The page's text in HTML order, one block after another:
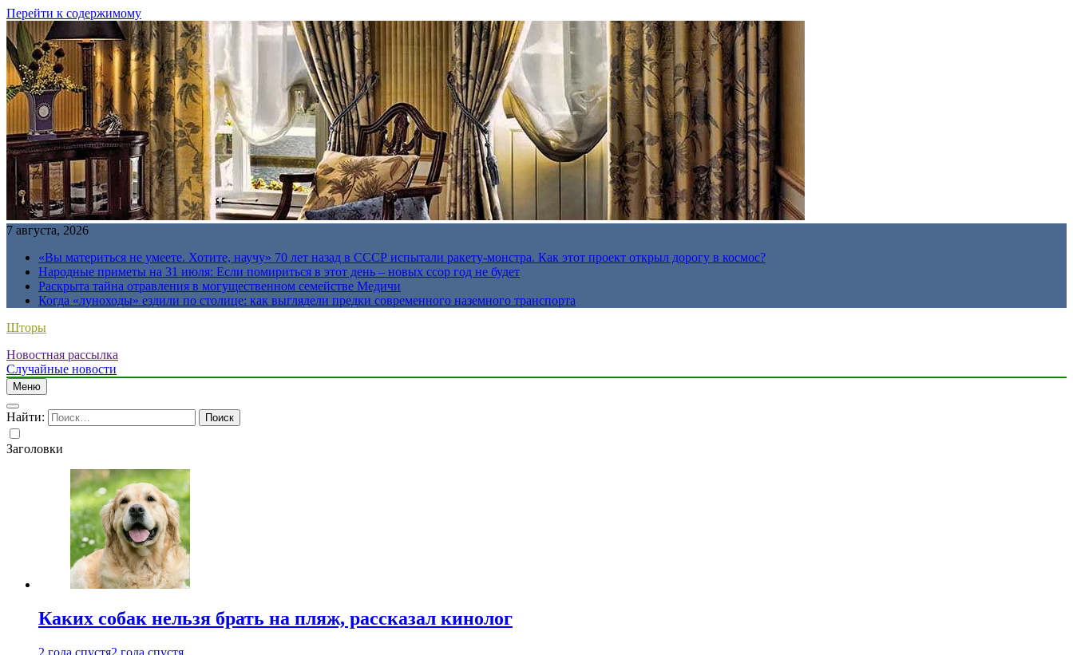
Перейти к содержимому
7 августа, 2026
«Вы материться не умеете. Хотите, научу» 70 лет назад в СССР испытали ракету-монстра. Как этот проект открыл дорогу в космос?
Народные приметы на 31 июля: Если помириться в этот день – новых ссор год не будет
Раскрыта тайна отравления в могущественном семействе Медичи
Когда «луноходы» ездили по столице: как выглядели предки современного наземного транспорта
Шторы
Новостная рассылка
Случайные новости
Меню
Найти:
Заголовки
Каких собак нельзя брать на пляж, рассказал кинолог
2 года спустя2 года спустя